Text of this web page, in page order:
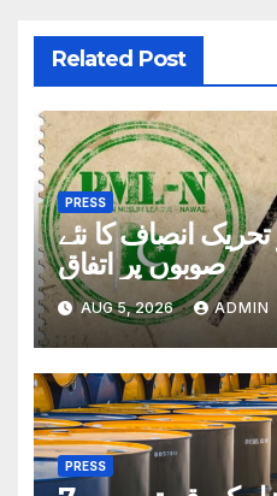
Related Post
PRESS
انصاف کا نئے
صوبوں پر اتفاق
AUG 5, 2026 ADMIN
PRESS